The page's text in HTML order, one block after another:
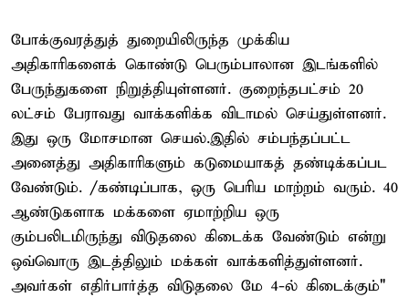
போக்குவரத்துத் துறையிலிருந்த முக்கிய
அதிகாரிகளைக் கொண்டு பெரும்பாலான இடங்களில்
பேருந்துகளை நிறுத்தியுள்ளனர். குறைந்தபட்சம் 20
லட்சம் பேராவது வாக்களிக்க விடாமல் செய்துள்ளனர்.
இது ஒரு மோசமான செயல்.இதில் சம்பந்தப்பட்ட
அனைத்து அதிகாரிகளும் கடுமையாகத் தண்டிக்கப்பட
வேண்டும். /கண்டிப்பாக, ஒரு பெரிய மாற்றம் வரும். 40
ஆண்டுகளாக மக்களை ஏமாற்றிய ஒரு
கும்பலிடமிருந்து விடுதலை கிடைக்க வேண்டும் என்று
ஒவ்வொரு இடத்திலும் மக்கள் வாக்களித்துள்ளனர்.
அவர்கள் எதிர்பார்த்த விடுதலை மே 4-ல் கிடைக்கும்"